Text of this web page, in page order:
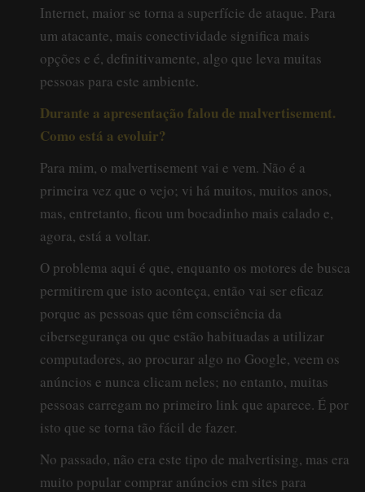
Internet, maior se torna a superfície de ataque. Para
um atacante, mais conectividade significa mais
opções e é, definitivamente, algo que leva muitas
pessoas para este ambiente.
Durante a apresentação falou de malvertisement.
Como está a evoluir?
Para mim, o malvertisement vai e vem. Não é a
primeira vez que o vejo; vi há muitos, muitos anos,
mas, entretanto, ficou um bocadinho mais calado e,
agora, está a voltar.
O problema aqui é que, enquanto os motores de busca
permitirem que isto aconteça, então vai ser eficaz
porque as pessoas que têm consciência da
cibersegurança ou que estão habituadas a utilizar
computadores, ao procurar algo no Google, veem os
anúncios e nunca clicam neles; no entanto, muitas
pessoas carregam no primeiro link que aparece. É por
isto que se torna tão fácil de fazer.
No passado, não era este tipo de malvertising, mas era
muito popular comprar anúncios em sites para